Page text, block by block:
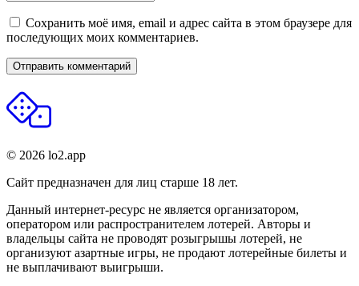
Сохранить моё имя, email и адрес сайта в этом браузере для
последующих моих комментариев.
© 2026 lo2.app
Сайт предназначен для лиц старше 18 лет.
Данный интернет-ресурс не является организатором,
оператором или распространителем лотерей. Авторы и
владельцы сайта не проводят розыгрышы лотерей, не
организуют азартные игры, не продают лотерейные билеты и
не выплачивают выигрыши.